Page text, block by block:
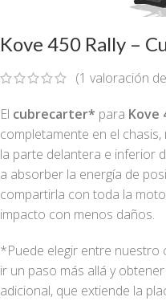
Kove 450 Rally –
(1 valoración
El cubrecarter* para Kove
completamente en el
la parte delantera e inferior
a absorber la energía de
compartirla con toda la
impacto con menos daños.
*Puede elegir entre nuestro
ir un paso más allá y
adicional, que extiende la